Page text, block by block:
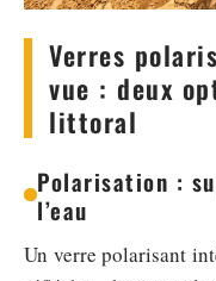
Verres
vue : deux
littoral
Polarisation :
l’eau
Un verre polarisant